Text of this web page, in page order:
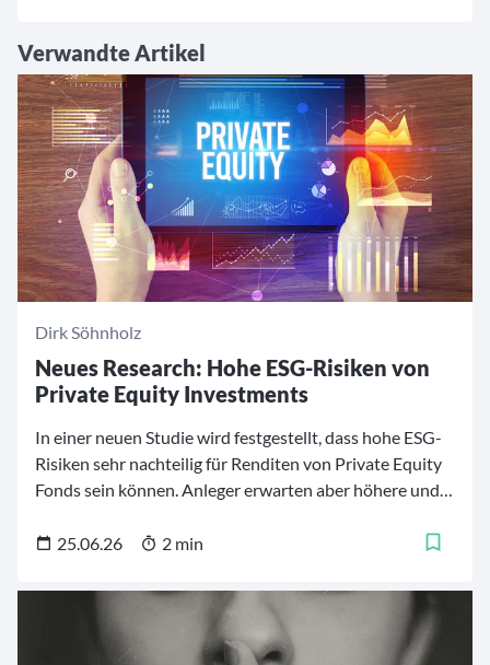
Verwandte Artikel
Dirk Söhnholz
Neues Research: Hohe ESG-Risiken von
Private Equity Investments
In einer neuen Studie wird festgestellt, dass hohe ESG-
Risiken sehr nachteilig für Renditen von Private Equity
Fonds sein können. Anleger erwarten aber höhere und
Die Studienergebnisse sprechen auch gegen die These,
Unternehmensteile günstig von börsennotierten
Unternehmen kaufen und später besonders erfolgreich
25.06.26 2 min